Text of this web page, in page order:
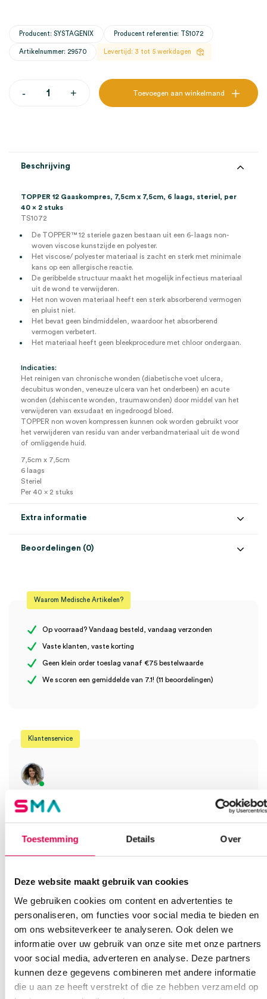
Toestemming Details Over
Deze website maakt gebruik van cookies
We gebruiken cookies om content en advertenties te
personaliseren, om functies voor social media te bieden en
om ons websiteverkeer te analyseren. Ook delen we
informatie over uw gebruik van onze site met onze partners
voor social media, adverteren en analyse. Deze partners
kunnen deze gegevens combineren met andere informatie
die u aan ze heeft verstrekt of die ze hebben verzameld op
Producent: SYSTAGENIX Producent referentie: TS1072
Artikelnummer: 29570 Levertijd: 3 tot 5 werkdagen
-TOPPER
laags,
aantal
+ Toevoegen aan winkelmand
Beschrijving
TOPPER 12 Gaaskompres, 7,5cm x 7,5cm, 6 laags, steriel, per
40 x 2 stuks
TS1072
De TOPPER™ 12 steriele gazen bestaan uit een 6- laags non-
woven viscose kunstzijde en polyester.
Het viscose/ polyester materiaal is zacht en sterk met minimale
kans op een allergische reactie.
De geribbelde structuur maakt het mogelijk infectieus materiaal
uit de wond te verwijderen.
Het non woven materiaal heeft een sterk absorberend vermogen
en pluist niet.
Het bevat geen bindmiddelen, waardoor het absorberend
vermogen verbetert.
Het materiaal heeft geen bleekprocedure met chloor ondergaan.
Indicaties:
Het reinigen van chronische wonden (diabetische voet ulcera,
decubitus wonden, veneuze ulcera van het onderbeen) en acute
wonden (dehiscente wonden, traumawonden) door middel van het
verwijderen van exsudaat en ingedroogd bloed.
TOPPER non woven kompressen kunnen ook worden gebruikt voor
het verwijderen van residu van ander verbandmateriaal uit de wond
of omliggende huid.
7,5cm x 7,5cm
6 laags
Steriel
Per 40 x 2 stuks
Extra informatie
Steriel steriel
Uitvoering
Beoordelingen (0)
Er zijn nog geen beoordelingen.
laags, steriel (40×2)” te beoordelen
Waarom Medische Artikelen?
Op voorraad? Vandaag besteld, vandaag verzonden
Vaste klanten, vaste korting
Geen klein order toeslag vanaf €75 bestelwaarde
We scoren een gemiddelde van 7.1! (11 beoordelingen)
Klantenservice
Heb je een vraag?
Vind je antwoord snel en makkelijk op onze klantenservice pagina.
Of contacteer ons via een van de onderstaande opties.
08:30 tot 17:00